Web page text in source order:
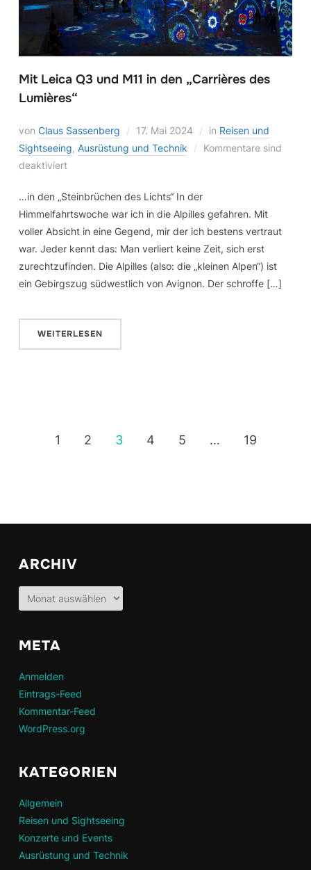
Mit Leica Q3 und M11 in den „Carrières des
Lumières“
von Claus Sassenberg 17. Mai 2024 in Reisen und
Sightseeing, Ausrüstung und Technik
Kommentare sind
deaktiviert
…in den „Steinbrüchen des Lichts“ In der
Himmelfahrtswoche war ich in die Alpilles gefahren. Mit
voller Absicht in eine Gegend, mir der ich bestens vertraut
war. Jeder kennt das: Man verliert keine Zeit, sich erst
zurechtzufinden. Die Alpilles (also: die „kleinen Alpen“) ist
ein Gebirgszug südwestlich von Avignon. Der schroffe […]
WEITERLESEN
1 2 3 4 5 … 19
ARCHIV
Archiv
META
Anmelden
Eintrags-Feed
Kommentar-Feed
WordPress.org
KATEGORIEN
Allgemein
Reisen und Sightseeing
Konzerte und Events
Ausrüstung und Technik